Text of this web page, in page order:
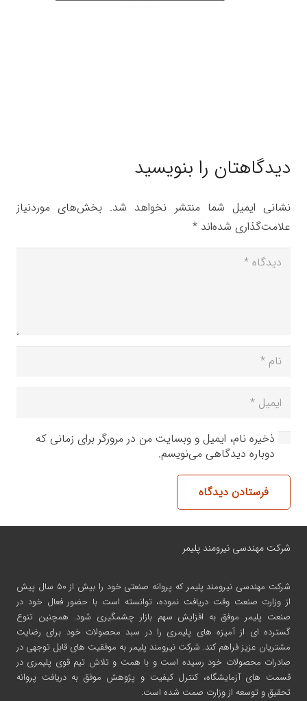
دیدگاهتان را بنویسید
نشانی ایمیل شما منتشر نخواهد شد. بخش‌های موردنیاز
علامت‌گذاری شده‌اند *
ذخیره نام، ایمیل و وبسایت من در مرورگر برای زمانی که
دوباره دیدگاهی می‌نویسم.
فرستادن دیدگاه
شرکت مهندسی نیرومند پلیمر
شرکت مهندسی نیرومند پلیمر
که پروانه صنعتی خود را بیش از ۵۰ سال پیش
از وزارت صنعت وقت دریافت نموده، توانسته است با حضور فعال خود در
صنعت پلیمر موفق به افزایش سهم بازار چشمگیری شود. همچنین تنوع
گسترده ای از آمیزه های پلیمری را در سبد محصولات خود برای رضایت
مشتریان عزیز فراهم کند. شرکت نیرومند پلیمر به موفقیت های قابل توجهی در
صادرات محصولات خود رسیده است و با همت و تلاش تیم قوی پلیمری در
قسمت های آزمایشگاه، کنترل کیفیت و پژوهش موفق به دریافت پروانه
تحقیق و توسعه از وزارت صمت شده است.